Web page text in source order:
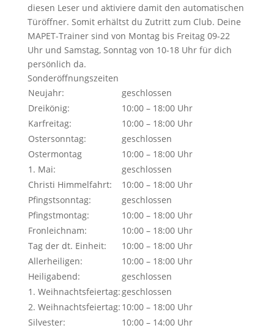
diesen Leser und aktiviere damit den automatischen
Türöffner. Somit erhältst du Zutritt zum Club. Deine
MAPET-Trainer sind von Montag bis Freitag 09-22
Uhr und Samstag, Sonntag von 10-18 Uhr für dich
persönlich da.
Sonderöffnungszeiten
Neujahr:
geschlossen
Dreikönig:
10:00 – 18:00 Uhr
Karfreitag:
10:00 – 18:00 Uhr
Ostersonntag:
geschlossen
Ostermontag
10:00 – 18:00 Uhr
1. Mai:
geschlossen
Christi Himmelfahrt:
10:00 – 18:00 Uhr
Pfingstsonntag:
geschlossen
Pfingstmontag:
10:00 – 18:00 Uhr
Fronleichnam:
10:00 – 18:00 Uhr
Tag der dt. Einheit:
10:00 – 18:00 Uhr
Allerheiligen:
10:00 – 18:00 Uhr
Heiligabend:
geschlossen
1. Weihnachtsfeiertag:geschlossen
2. Weihnachtsfeiertag: 10:00 – 18:00 Uhr
Silvester:
10:00 – 14:00 Uhr